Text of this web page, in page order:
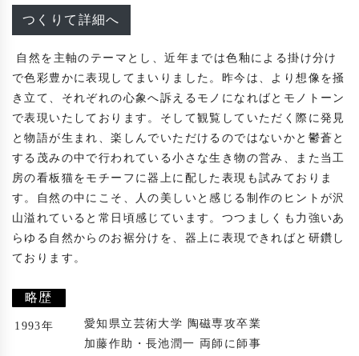
つくりて詳細へ
で色彩豊かに表現してまいりました。昨今は、より想像を掻
き立て、それぞれの心象へ訴えるモノになればとモノトーン
で表現いたしております。そして観覧していただく際に発見
と物語が生まれ、楽しんでいただけるのではないかと鬱蒼と
する茂みの中で行われている小さな生き物の営み、また当工
房の看板猫をモチーフに器上に配した表現も試みておりま
す。自然の中にこそ、人の美しいと感じる制作のヒントが沢
山溢れていると常日頃感じています。つつましくも力強いあ
らゆる自然からのお裾分けを、器上に表現できればと研鑽し
ております。
略歴
1993年
愛知県立芸術大学 陶磁専攻卒業
加藤作助・長池潤一 両師に師事